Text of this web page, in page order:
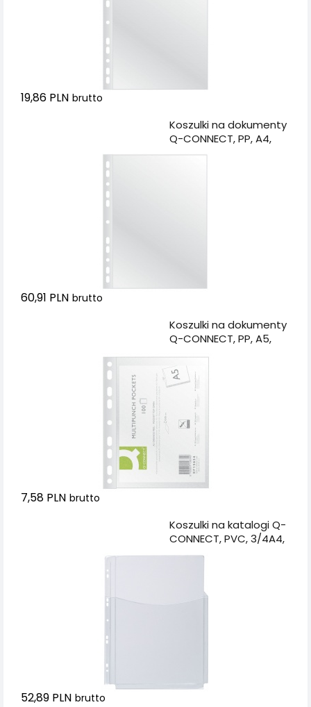
19,86 PLN brutto
Koszulki na dokumenty
Q-CONNECT, PP, A4,
krystal, 100mikr., 100szt.
60,91 PLN brutto
Koszulki na dokumenty
Q-CONNECT, PP, A5,
100szt.
7,58 PLN brutto
Koszulki na katalogi Q-
CONNECT, PVC, 3/4A4,
krystal, 180mikr., 5szt.
52,89 PLN brutto